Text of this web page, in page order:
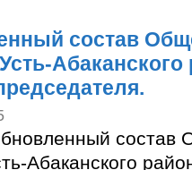
состав
состав
Абаканского